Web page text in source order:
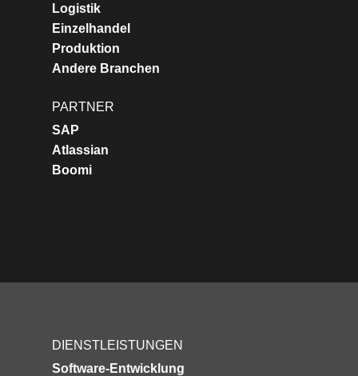
Logistik
Einzelhandel
Produktion
Andere Branchen
PARTNER
SAP
Atlassian
Boomi
DIENSTLEISTUNGEN
Software-Entwicklung